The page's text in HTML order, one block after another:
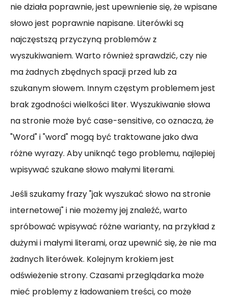
nie działa poprawnie, jest upewnienie się, że wpisane
słowo jest poprawnie napisane. Literówki są
najczęstszą przyczyną problemów z
wyszukiwaniem. Warto również sprawdzić, czy nie
ma żadnych zbędnych spacji przed lub za
szukanym słowem. Innym częstym problemem jest
brak zgodności wielkości liter. Wyszukiwanie słowa
na stronie może być case-sensitive, co oznacza, że
"Word" i "word" mogą być traktowane jako dwa
różne wyrazy. Aby uniknąć tego problemu, najlepiej
wpisywać szukane słowo małymi literami.
Jeśli szukamy frazy "jak wyszukać słowo na stronie
internetowej" i nie możemy jej znaleźć, warto
spróbować wpisywać różne warianty, na przykład z
dużymi i małymi literami, oraz upewnić się, że nie ma
żadnych literówek. Kolejnym krokiem jest
odświeżenie strony. Czasami przeglądarka może
mieć problemy z ładowaniem treści, co może